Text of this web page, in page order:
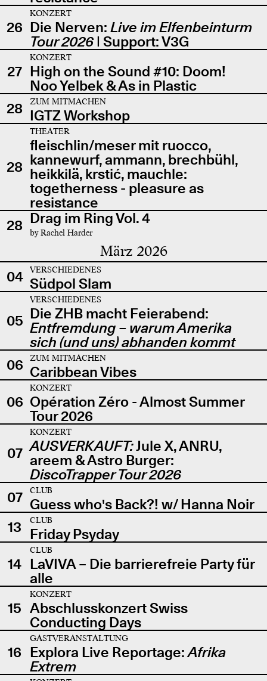
26
KONZERT
Die Nerven: Live im Elfenbeinturm
Tour 2026| Support: V3G
27
KONZERT
High on the Sound #10: Doom!
Noo Yelbek & As in Plastic
28
ZUM MITMACHEN
IGTZ Workshop
28
THEATER
fleischlin/meser mit ruocco,
kannewurf, ammann, brechbühl,
heikkilä, krstić, mauchle:
togetherness - pleasure as
resistance
28 Drag im Ring Vol. 4
by Rachel Harder
März 2026
04 VERSCHIEDENES
Südpol Slam
05
VERSCHIEDENES
Die ZHB macht Feierabend:
Entfremdung – warum Amerika
sich (und uns) abhanden kommt
06
ZUM MITMACHEN
Caribbean Vibes
06
KONZERT
Opération Zéro - Almost Summer
Tour 2026
07
KONZERT
AUSVERKAUFT:Jule X, ANRU,
areem & Astro Burger:
DiscoTrapper Tour 2026
07
CLUB
Guess who's Back?! w/ Hanna Noir
13
CLUB
Friday Psyday
14
CLUB
LaVIVA – Die barrierefreie Party für
alle
15
KONZERT
Abschlusskonzert Swiss
Conducting Days
16
GASTVERANSTALTUNG
Explora Live Reportage:Afrika
Extrem